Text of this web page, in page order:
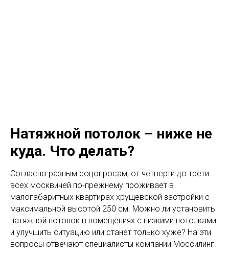
Натяжной потолок – ниже не
куда. Что делать?
Согласно разным соцопросам, от четверти до трети
всех москвичей по-прежнему проживает в
малогабаритных квартирах хрущевской застройки с
максимальной высотой 250 см. Можно ли установить
натяжной потолок в помещениях с низкими потолками
и улучшить ситуацию или станет только хуже? На эти
вопросы отвечают специалисты компании Моссилинг.